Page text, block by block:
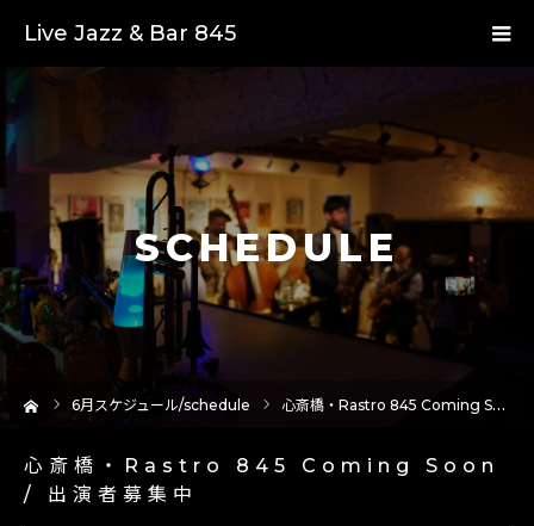
Live Jazz & Bar 845
SCHEDULE
6月スケジュール/schedule 心斎橋・Rastro 845 Coming Soon / 出演者募集中
心斎橋・Rastro 845 Coming Soon
/ 出演者募集中